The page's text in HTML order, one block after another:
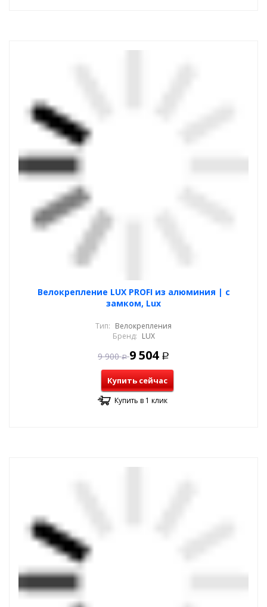
Велокрепление LUX PROFI из алюминия | с
замком, Lux
Тип: Велокрепления
Бренд: LUX
9 900 Р 9 504 Р
Купить сейчас
Купить в 1 клик